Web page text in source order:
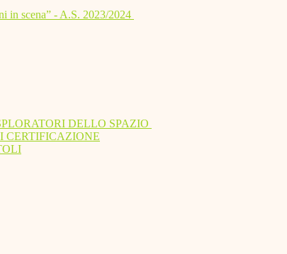
in scena” - A.S. 2023/2024
DELLO SPAZIO
CERTIFICAZIONE